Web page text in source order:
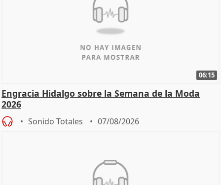
06:15
Engracia Hidalgo sobre la Semana de la Moda
2026
Sonido Totales 07/08/2026